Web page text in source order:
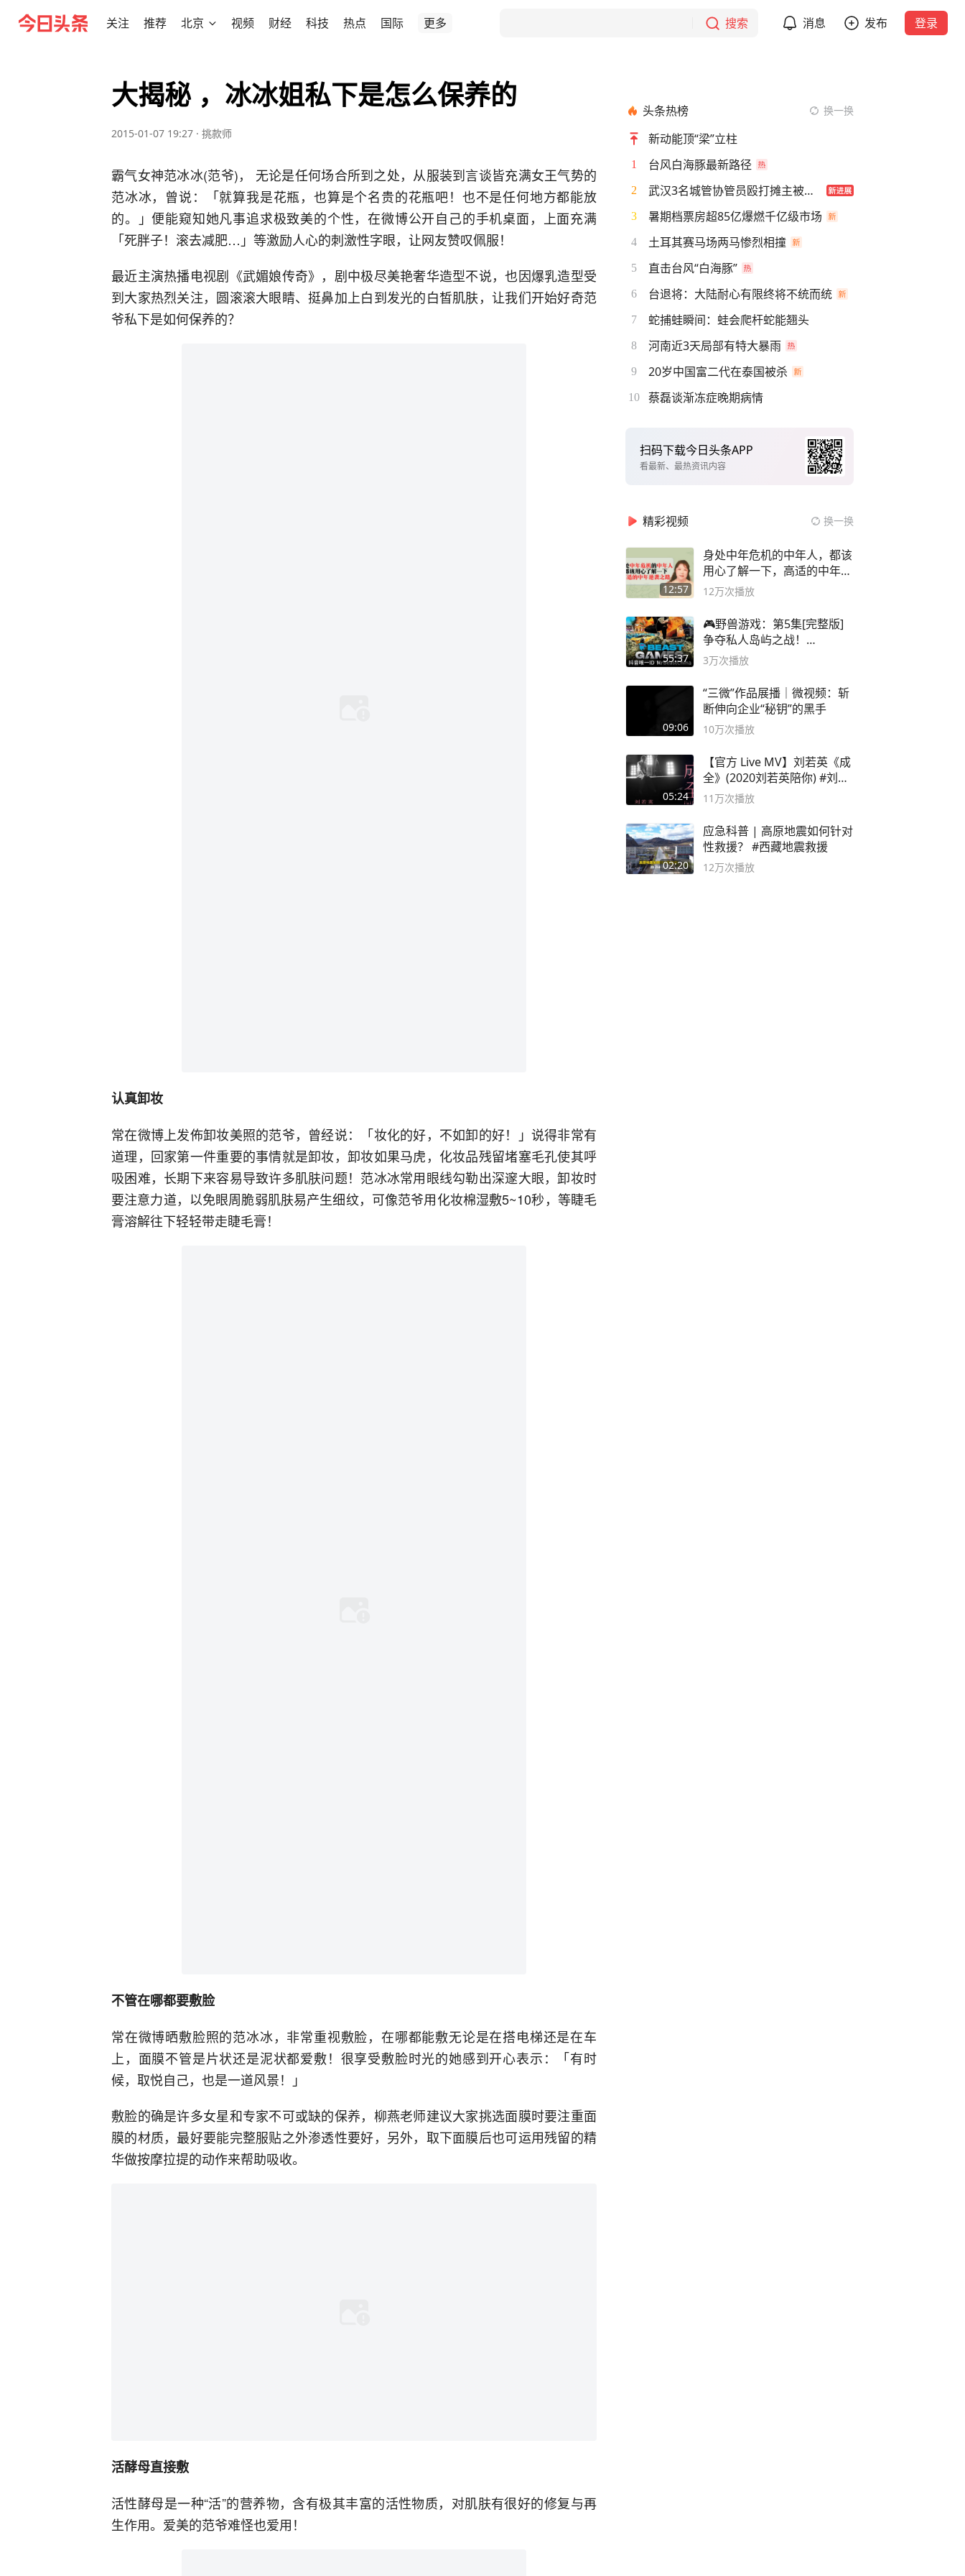
关注 推荐 北京 视频 财经 科技 热点 国际 更多 搜索 消息 发布 登录
大揭秘 ，冰冰姐私下是怎么保养的
2015-01-07 19:27 · 挑款师
霸气女神范冰冰(范爷)， 无论是任何场合所到之处，从服装到言谈皆充满女王气势的
范冰冰，曾说：「就算我是花瓶，也算是个名贵的花瓶吧！也不是任何地方都能放
的。」便能窥知她凡事追求极致美的个性，在微博公开自己的手机桌面，上面充满
「死胖子！滚去减肥…」等激励人心的刺激性字眼，让网友赞叹佩服！
最近主演热播电视剧《武媚娘传奇》，剧中极尽美艳奢华造型不说，也因爆乳造型受
到大家热烈关注，圆滚滚大眼睛、挺鼻加上白到发光的白皙肌肤，让我们开始好奇范
爷私下是如何保养的？
认真卸妆
常在微博上发佈卸妆美照的范爷，曾经说：「妆化的好，不如卸的好！」说得非常有
道理，回家第一件重要的事情就是卸妆，卸妆如果马虎，化妆品残留堵塞毛孔使其呼
吸困难，长期下来容易导致许多肌肤问题！范冰冰常用眼线勾勒出深邃大眼，卸妆时
要注意力道，以免眼周脆弱肌肤易产生细纹，可像范爷用化妆棉湿敷5~10秒，等睫毛
膏溶解往下轻轻带走睫毛膏！
不管在哪都要敷脸
常在微博晒敷脸照的范冰冰，非常重视敷脸，在哪都能敷无论是在搭电梯还是在车
上，面膜不管是片状还是泥状都爱敷！很享受敷脸时光的她感到开心表示：「有时
候，取悦自己，也是一道风景！」
敷脸的确是许多女星和专家不可或缺的保养，柳燕老师建议大家挑选面膜时要注重面
膜的材质，最好要能完整服贴之外渗透性要好，另外，取下面膜后也可运用残留的精
华做按摩拉提的动作来帮助吸收。
活酵母直接敷
活性酵母是一种“活”的营养物，含有极其丰富的活性物质，对肌肤有很好的修复与再
生作用。爱美的范爷难怪也爱用！
头条热榜 换一换
新动能顶“梁”立柱
1 台风白海豚最新路径
2 武汉3名城管协管员殴打摊主被刑拘
3 暑期档票房超85亿爆燃千亿级市场
4 土耳其赛马场两马惨烈相撞
5 直击台风“白海豚”
6 台退将：大陆耐心有限终将不统而统
7 蛇捕蛙瞬间：蛙会爬杆蛇能翘头
8 河南近3天局部有特大暴雨
9 20岁中国富二代在泰国被杀
10 蔡磊谈渐冻症晚期病情
扫码下载今日头条APP
看最新、最热资讯内容
精彩视频 换一换
12:57
身处中年危机的中年人，都该
用心了解一下，高适的中年逆
袭之路
12万次播放
55:37
🎮野兽游戏：第5集[完整版]
争夺私人岛屿之战！
#MrBeastChina
3万次播放
09:06
“三微”作品展播｜微视频：斩
断伸向企业“秘钥”的黑手
10万次播放
05:24
【官方 Live MV】刘若英《成
全》(2020刘若英陪你) #刘若
英 #成全
11万次播放
02:20
应急科普 | 高原地震如何针对
性救援？ #西藏地震救援
12万次播放